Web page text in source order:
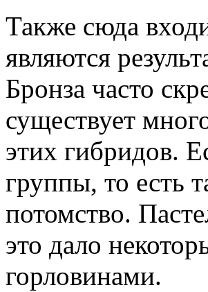
Также сюда
являются
Бронза часто
существует
этих гибридов.
группы, то есть
потомство.
это дало
горловинами.